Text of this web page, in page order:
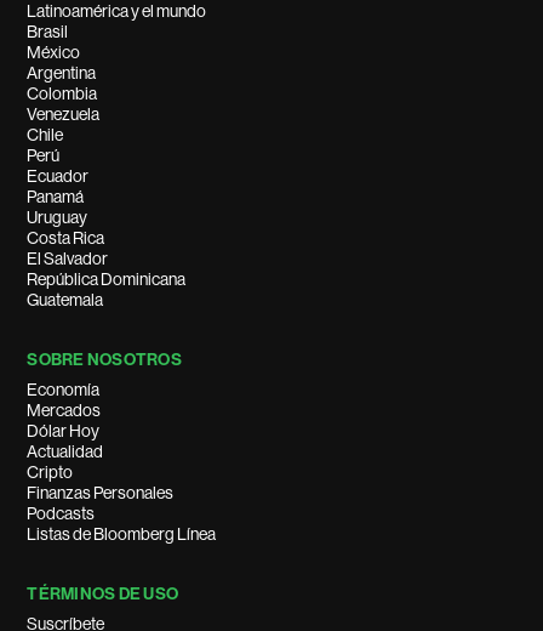
Latinoamérica y el mundo
Brasil
México
Argentina
Colombia
Venezuela
Chile
Perú
Ecuador
Panamá
Uruguay
Costa Rica
El Salvador
República Dominicana
Guatemala
SOBRE NOSOTROS
Economía
Mercados
Dólar Hoy
Actualidad
Cripto
Finanzas Personales
Podcasts
Listas de Bloomberg Línea
TÉRMINOS DE USO
Suscríbete